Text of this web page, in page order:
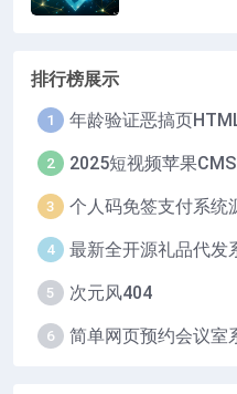
排行榜展示
1 年龄验证恶搞页
2
3
4
5 次元风404
6 简单网页预约会议室